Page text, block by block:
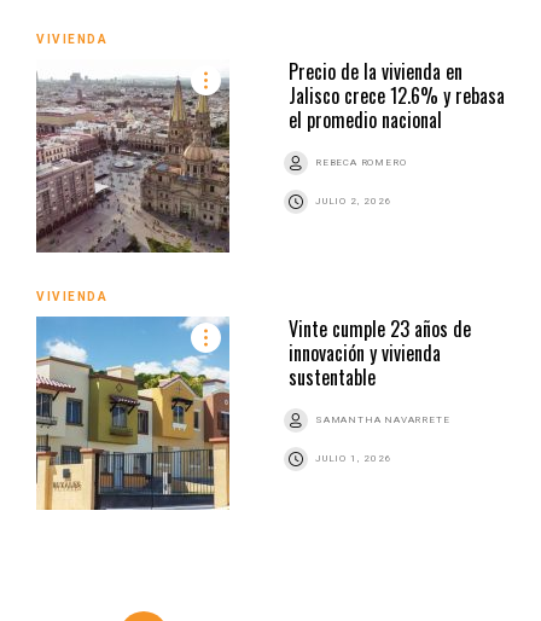
VIVIENDA
Precio de la vivienda en
Jalisco crece 12.6% y rebasa
el promedio nacional
REBECA ROMERO
JULIO 2, 2026
VIVIENDA
Vinte cumple 23 años de
innovación y vivienda
sustentable
SAMANTHA NAVARRETE
JULIO 1, 2026